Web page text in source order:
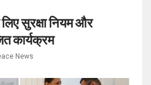
सुरक्षा नियम और
कार्यक्रम
News